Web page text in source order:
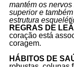
mantém os
superior e
estrutura
REGRAS DE
coração está
coragem.
HÁBITOS DE